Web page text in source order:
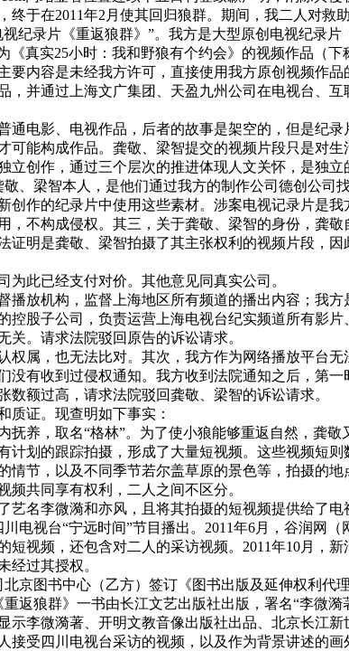
于在2011年2月使其回归狼群。期间，我二人对
纪录片《重返狼群》”。我方是大型原创电视纪录
真实25小时：我和野狼有个约会》的视频作品（
内容是未经我方许可，直接使用我方原创视频作
并通过上海文广集团、天盈九州公司在电视台、
电影、电视作品，后者的故事是架空的，但是纪
能构成作品。龚敬、梁智提交的视频片段只是对
创作，通过三个层次的推进体现人文关怀，是独
、梁智本人，是他们通过我方的制作公司德创公司
作的纪录片中使用这些素材。涉案电视记录片是
不构成侵权。其三，关于龚敬、梁智的身份，龚
明是龚敬、梁智拍摄了其主张权利的视频片段，
此已经支付对价。其他意见同真实公司。
播放机构，监督上海地区所有频道的播出内容；我
股子公司，负责运营上海电视台纪实频道所有影
。请求法院驳回原告的诉讼请求。
属，也无法比对。其次，我方作为网络播放平台
有收到过侵权通知。我方收到法院通知之后，第
额过高，请求法院驳回龚敬、梁智的诉讼请求。
质证。现查明如下事实：
养，取名“格林”。为了使小狼能够重返自然，龚
计划的跟踪拍摄，形成了大量短视频。这些视频短
节，以及不同季节若尔盖草原的景色等，拍摄的
共同享有权利，二人之间不区分。
艺名李微漪和亦风，且将其拍摄的短视频提供给了
电视台“宁远时间”节目播出。2011年6月，谷润网（
视频，还包含对二人的采访视频。2011年10月，
经过其授权。
京图书中心（乙方）签订《图书出版及延伸权利
返狼群》一书由长江文艺出版社出版，署名“李微
李微漪著、开明文教音像出版社出品、北京长江新
受四川电视台采访的视频，以及作为背景讲述的